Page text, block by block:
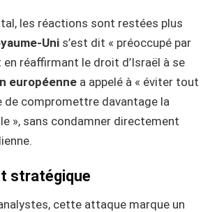
les réactions sont restées plus
Uni s’est dit « préoccupé par
en réaffirmant le droit d’Israël à se
européenne a appelé à « éviter tout
de compromettre davantage la
», sans condamner directement
stratégique
cette attaque marque un